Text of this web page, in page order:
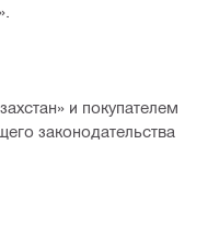
и покупателем
законодательства